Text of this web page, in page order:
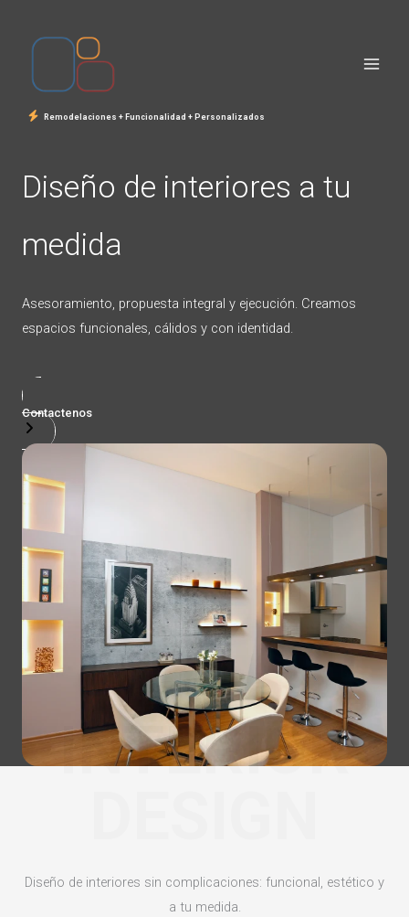
Remodelaciones + Funcionalidad + Personalizados
Diseño de interiores a tu
medida
Asesoramiento, propuesta integral y ejecución. Creamos
espacios funcionales, cálidos y con identidad.
Contactenos
INTERIOR
Diseño de interiores sin complicaciones: funcional, estético y
a tu medida.